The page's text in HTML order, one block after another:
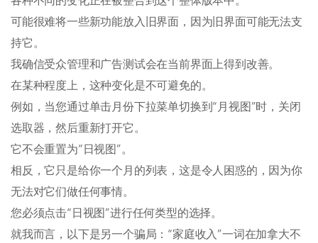
可能很难将一些新功能放入旧界面，因为旧界面可能无法支
持它。
我确信受众管理和广告测试会在当前界面上得到改善。
在某种程度上，这种变化是不可避免的。
例如，当您通过单击月份下拉菜单切换到“月视图”时，关闭
选取器，然后重新打开它。
它不会重置为“日视图”。
相反，它只是给你一个月的列表，这是令人困惑的，因为你
无法对它们做任何事情。
您必须点击“日视图”进行任何类型的选择。
就我而言，以下是另一个骗局：“家庭收入”一词在加拿大不